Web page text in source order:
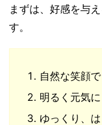
まずは、好感を与
す。
自然な笑顔で
明るく元気に
ゆっくり、は